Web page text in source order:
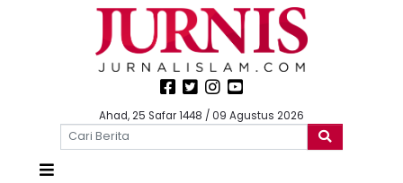
Ahad, 25 Safar 1448 / 09 Agustus 2026